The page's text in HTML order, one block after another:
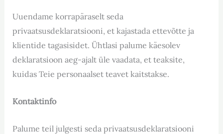
Uuendame korrapäraselt seda
privaatsusdeklaratsiooni, et kajastada ettevõtte ja
klientide tagasisidet. Ühtlasi palume käesolev
deklaratsioon aeg-ajalt üle vaadata, et teaksite,
kuidas Teie personaalset teavet kaitstakse.
Kontaktinfo
Palume teil julgesti seda privaatsusdeklaratsiooni